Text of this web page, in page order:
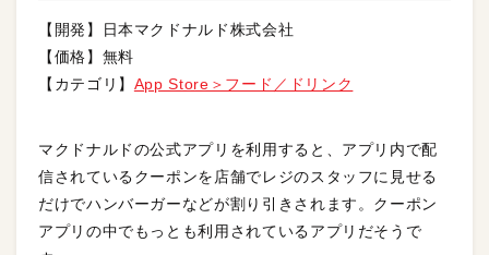
【開発】日本マクドナルド株式会社
【価格】無料
【カテゴリ】 App Store＞フード／ドリンク
マクドナルドの公式アプリを利用すると、アプリ内で配
信されているクーポンを店舗でレジのスタッフに見せる
だけでハンバーガーなどが割り引きされます。クーポン
アプリの中でもっとも利用されているアプリだそうで